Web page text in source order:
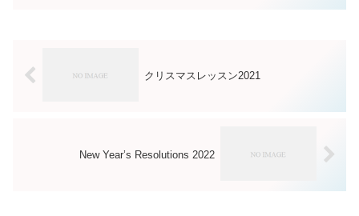
クリスマスレッスン2021
New Year’s Resolutions 2022